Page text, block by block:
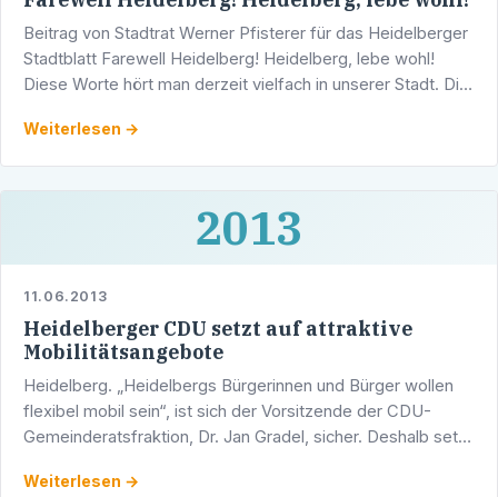
Beitrag von Stadtrat Werner Pfisterer für das Heidelberger
Stadtblatt Farewell Heidelberg! Heidelberg, lebe wohl!
Diese Worte hört man derzeit vielfach in unserer Stadt. Die
Weiterlesen →
2013
11.06.2013
Heidelberger CDU setzt auf attraktive
Mobilitätsangebote
Heidelberg. „Heidelbergs Bürgerinnen und Bürger wollen
flexibel mobil sein“, ist sich der Vorsitzende der CDU-
Gemeinderatsfraktion, Dr. Jan Gradel, sicher. Deshalb setzt
Weiterlesen →